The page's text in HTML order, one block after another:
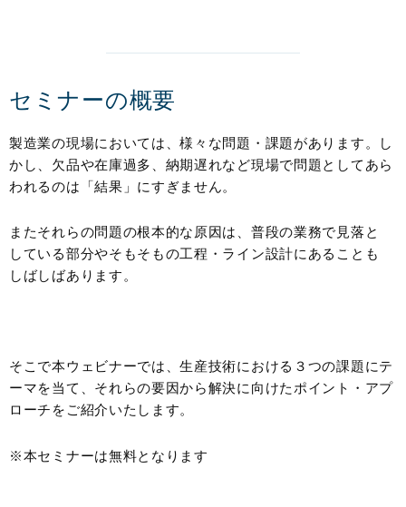
セミナーの概要
製造業の現場においては、様々な問題・課題があります。し
かし、欠品や在庫過多、納期遅れなど現場で問題としてあら
われるのは「結果」にすぎません。
またそれらの問題の根本的な原因は、普段の業務で見落と
している部分やそもそもの工程・ライン設計にあることも
しばしばあります。
そこで本ウェビナーでは、生産技術における３つの課題にテ
ーマを当て、それらの要因から解決に向けたポイント・アプ
ローチをご紹介いたします。
※本セミナーは無料となります